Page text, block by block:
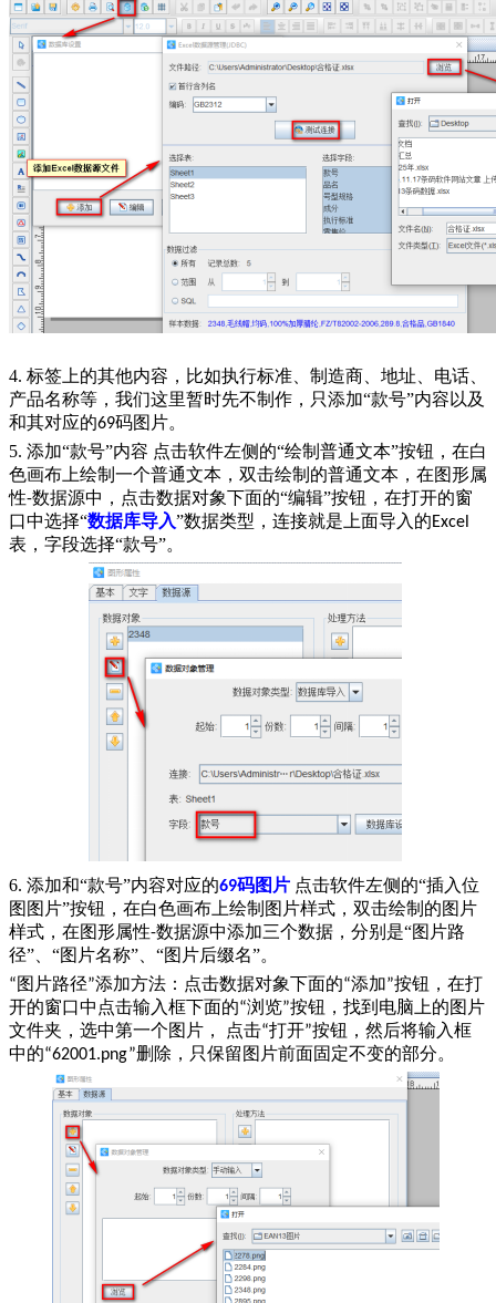
4. 标签上的其他内容，比如执行标准、制造商、地址、电话、
产品名称等，我们这里暂时先不制作，只添加“款号”内容以及
和其对应的69码图片。
5. 添加“款号”内容 点击软件左侧的“绘制普通文本”按钮，在白
色画布上绘制一个普通文本，双击绘制的普通文本，在图形属
性-数据源中，点击数据对象下面的“编辑”按钮，在打开的窗
口中选择“数据库导入”数据类型，连接就是上面导入的Excel
表，字段选择“款号”。
6. 添加和“款号”内容对应的69码图片 点击软件左侧的“插入位
图图片”按钮，在白色画布上绘制图片样式，双击绘制的图片
样式，在图形属性-数据源中添加三个数据，分别是“图片路
径”、“图片名称”、“图片后缀名”。
“图片路径”添加方法：点击数据对象下面的“添加”按钮，在打
开的窗口中点击输入框下面的“浏览”按钮，找到电脑上的图片
文件夹，选中第一个图片 ， 点击“打开”按钮，然后将输入框
中的“62001.png”删除，只保留图片前面固定不变的部分。